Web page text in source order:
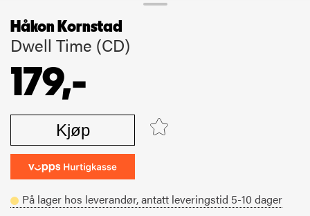
Håkon Kornstad
Dwell Time (CD)
179,-
Kjøp
På lager hos leverandør,antatt leveringstid 5-10 dager